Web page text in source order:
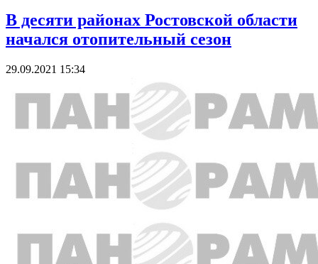
В десяти районах Ростовской области
начался отопительный сезон
29.09.2021 15:34